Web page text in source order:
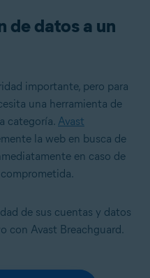
de datos a un
importante, pero para
una herramienta de
categoría. Avast
la web en busca de
en caso de
de sus cuentas y datos
con Avast Breachguard.